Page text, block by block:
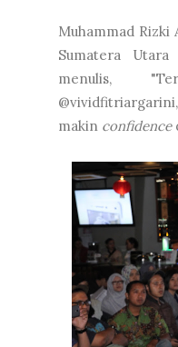
Muhammad Rizki
Sumatera
menulis,
makin confidence